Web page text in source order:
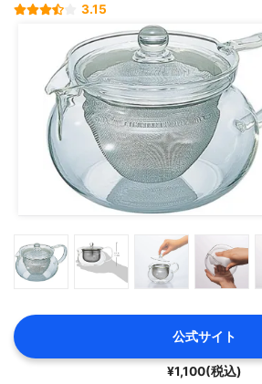
3.15
公式サイト
¥1,100(税込)